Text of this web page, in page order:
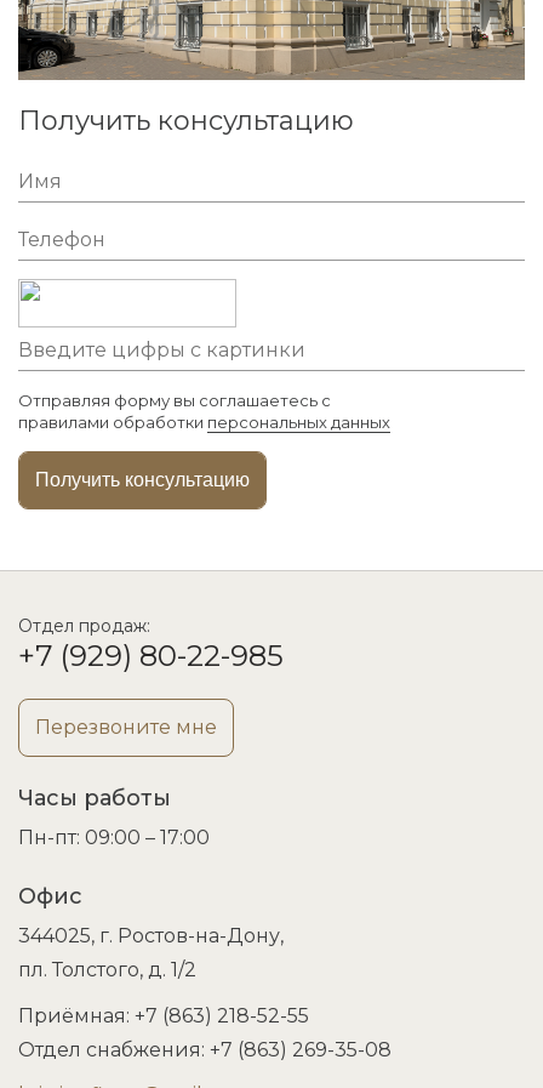
Получить консультацию
Отправляя форму вы соглашаетесь с
правилами обработки персональных данных
Получить консультацию
Отдел продаж:
+7 (929) 80-22-985
Перезвоните мне
Часы работы
Пн-пт: 09:00 – 17:00
Офис
344025, г. Ростов-на-Дону,
пл. Толстого, д. 1/2
Приёмная: +7 (863) 218-52-55
Отдел снабжения: +7 (863) 269-35-08